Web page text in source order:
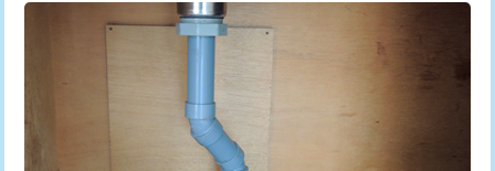
給水管工事※（ライニング鋼管・銅
管・ポリ管・HT管使用/3ｍ超え)
排水管工事（土の掘削・埋め戻し作
11,000円~
排水管工事（排水管工事/3ｍまで） 55,000円
追加トーラー機使用/3m超え
33,000円
8,800円
止水・漏水調査・防水処理・清掃・修
11,000円